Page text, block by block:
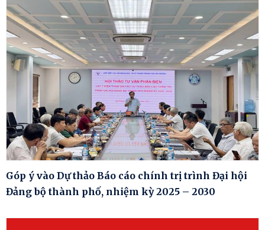
Góp ý vào Dự thảo Báo cáo chính trị trình Đại hội
Đảng bộ thành phố, nhiệm kỳ 2025 – 2030